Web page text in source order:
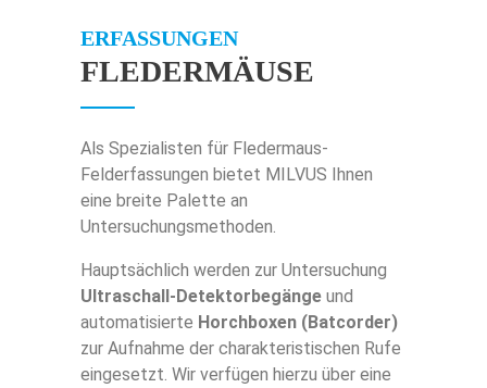
Über Milvus
Aktuelles
Karriere
Impressum
Datenschutz
©2026 Milvus GmbH
ERFASSUNGEN
FLEDERMÄUSE
Als Spezialisten für Fledermaus-
Felderfassungen bietet MILVUS Ihnen
eine breite Palette an
Untersuchungsmethoden.
Hauptsächlich werden zur Untersuchung
Ultraschall-Detektorbegänge und
automatisierte Horchboxen (Batcorder)
zur Aufnahme der charakteristischen Rufe
eingesetzt. Wir verfügen hierzu über eine